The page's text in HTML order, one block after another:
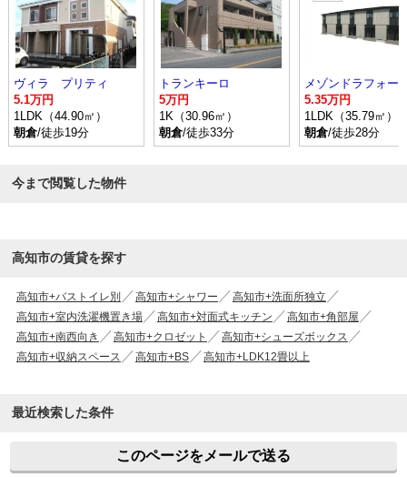
ヴィラ プリティ
5.1万円
1LDK（44.90㎡）
朝倉/徒歩19分
トランキーロ
5万円
1K（30.96㎡）
朝倉/徒歩33分
5.35万円
1LDK（35.79㎡）
朝倉/徒歩28分
今まで閲覧した物件
高知市の賃貸を探す
高知市+バストイレ別 高知市+シャワー
高知市+洗面所独立
高知市+室内洗濯機置き場
高知市+対面式キッチン
高知市+角部屋
高知市+南西向き
高知市+クロゼット
高知市+シューズボックス
高知市+収納スペース
高知市+BS 高知市+LDK12畳以上
最近検索した条件
このページをメールで送る